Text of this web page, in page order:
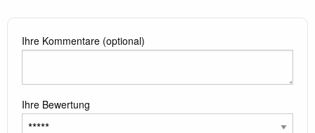
Ihre Kommentare (optional)
Ihre Bewertung